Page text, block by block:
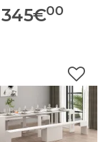
345€00